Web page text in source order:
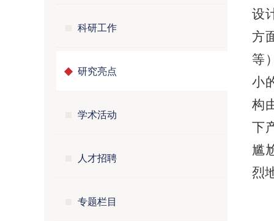
科研工作
研究亮点
学术活动
人才招聘
专题栏目
设
方
等
小
构
下
尴
烈